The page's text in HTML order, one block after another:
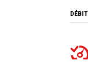
DÉBIT